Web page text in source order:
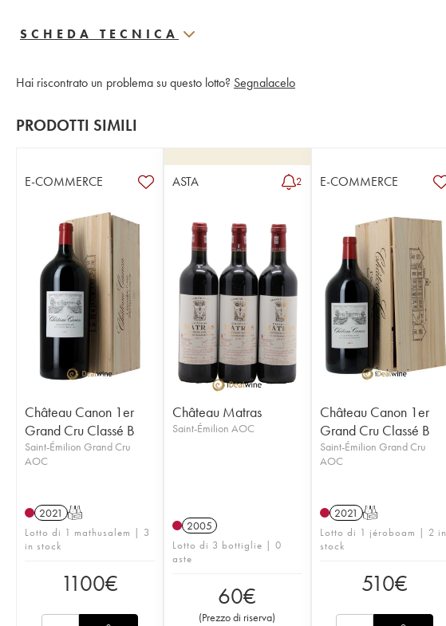
SCHEDA TECNICA
Hai riscontrato un problema su questo lotto? Segnalacelo
PRODOTTI SIMILI
E-COMMERCE
Château Canon 1er
Grand Cru Classé B
Saint-Émilion Grand Cru
AOC
2021 T
Lotto di 1 mathusalem | 3
in stock
1100€
ASTA 2
Château Matras
Saint-Émilion AOC
2005
Lotto di 3 bottiglie | 0
aste
60€
(Prezzo di riserva)
E-COMMERCE
Château Canon 1er
Grand Cru Classé B
Saint-Émilion Grand Cru
AOC
2021 T
Lotto di 1 jéroboam | 2 in
stock
510€